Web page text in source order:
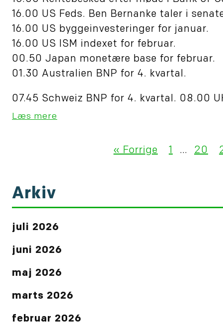
16.00 US Feds. Ben Bernanke taler i
16.00 US byggeinvesteringer for januar.
16.00 US ISM indexet for februar.
00.50 Japan monetære base for februar.
01.30 Australien BNP for 4. kvartal.
07.45 Schweiz BNP for 4. kvartal. 08.00
Læs mere
« Forrige 1 … 20
Arkiv
juli 2026
juni 2026
maj 2026
marts 2026
februar 2026